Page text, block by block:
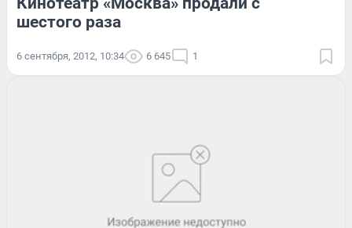
шестого раза
6 сентября, 2012, 10:34 6 645 1